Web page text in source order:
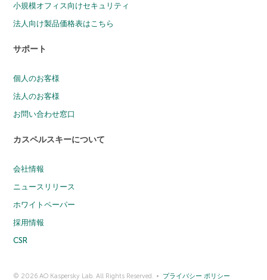
小規模オフィス向けセキュリティ
法人向け製品価格表はこちら
サポート
個人のお客様
法人のお客様
お問い合わせ窓口
カスペルスキーについて
会社情報
ニュースリリース
ホワイトペーパー
採用情報
CSR
© 2026 AO Kaspersky Lab. All Rights Reserved. プライバシー ポリシー